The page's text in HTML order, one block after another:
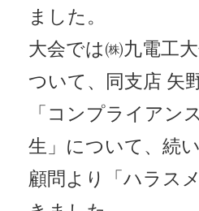
ました。
大会では㈱九電工
ついて、同支店 矢
「コンプライアン
生」について、続
顧問より「ハラス